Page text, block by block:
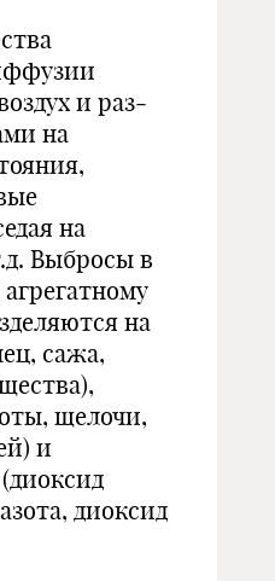
и раз­
на
на
Выбросы в
на
сажа,
щелочи,
и
диоксид